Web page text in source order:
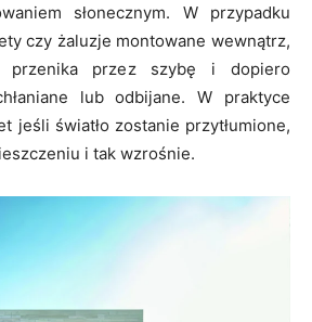
słonecznym. W przypadku
czy żaluzje montowane wewnątrz,
przenika przez szybę i dopiero
lub odbijane. W praktyce
jeśli światło zostanie przytłumione,
i tak wzrośnie.